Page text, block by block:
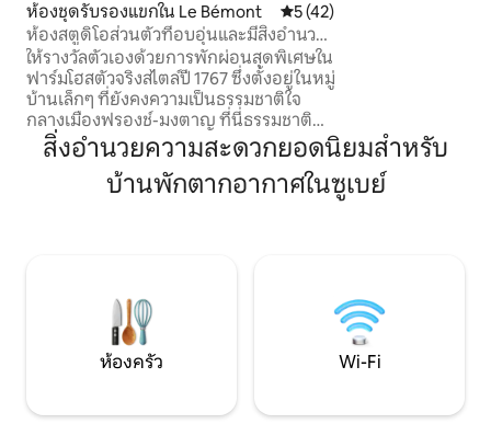
ห้องชุดรับรองแขกใน Le Bémont คะแนนเฉลี่ย 5 จาก 5, 42 รีวิว
5 (42)
ห้องสตูดิโอส่วนตัวที่อบอุ่นและมีสิ่งอำนวย
ความสะดวกครบครัน
ให้รางวัลตัวเองด้วยการพักผ่อนสุดพิเศษใน
ฟาร์มโฮสตัวจริงสไตล์ปี 1767 ซึ่งตั้งอยู่ในหมู่
บ้านเล็กๆ ที่ยังคงความเป็นธรรมชาติใจ
กลางเมืองฟรองช์-มงตาญ ที่นี่ธรรมชาติ
ครอบงำทุกอย่าง: ป่า ทุ่งหญ้า และเส้นทาง
ลับชวนให้คุณชะลอตัวและหายใจ ตกหลุม
รักความสงบ การต้อนรับอย่างอบอุ่น และ
สิ่งอำนวยความสะดวกยอดนิยมสำหรับ
บ้านพักตากอากาศในซูเบย์
ห้องครัว Wi-Fi